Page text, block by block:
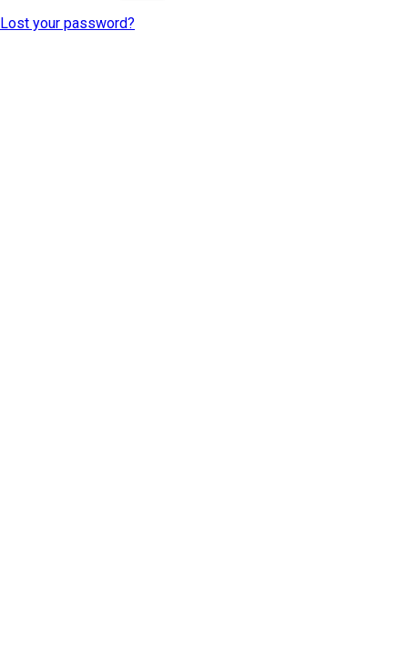
Lost your password?